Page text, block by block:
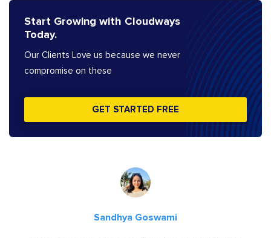
Start Growing with Cloudways
Today.
Our Clients Love us because we never
compromise on these
GET STARTED FREE
Sandhya Goswami